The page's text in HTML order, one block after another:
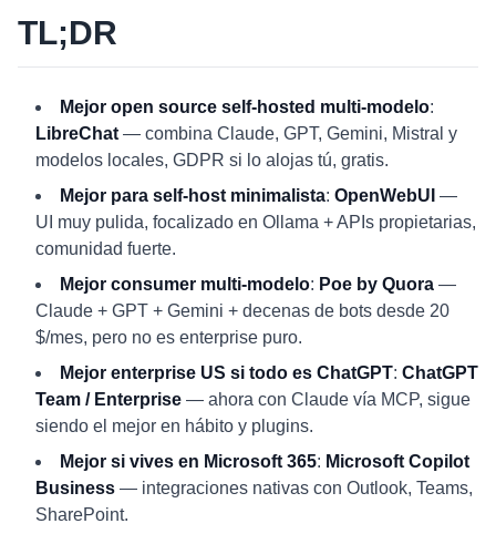
TL;DR
Mejor open source self-hosted multi-modelo:
LibreChat — combina Claude, GPT, Gemini, Mistral y
modelos locales, GDPR si lo alojas tú, gratis.
Mejor para self-host minimalista: OpenWebUI —
UI muy pulida, focalizado en Ollama + APIs propietarias,
comunidad fuerte.
Mejor consumer multi-modelo: Poe by Quora —
Claude + GPT + Gemini + decenas de bots desde 20
$/mes, pero no es enterprise puro.
Mejor enterprise US si todo es ChatGPT: ChatGPT
Team / Enterprise — ahora con Claude vía MCP, sigue
siendo el mejor en hábito y plugins.
Mejor si vives en Microsoft 365: Microsoft Copilot
Business — integraciones nativas con Outlook, Teams,
SharePoint.